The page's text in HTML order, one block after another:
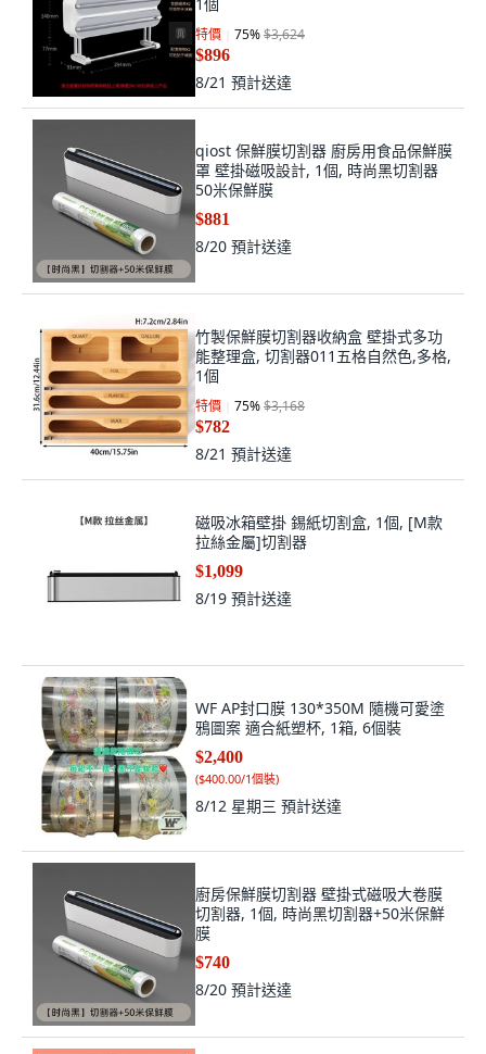
特價 75%$3,624
$896
8/21 預計送達
qiost 保鮮膜切割器 廚房用食品保鮮膜
罩 壁掛磁吸設計, 1個, 時尚黑切割器
50米保鮮膜
$881
8/20 預計送達
竹製保鮮膜切割器收納盒 壁掛式多功
能整理盒, 切割器011五格自然色,多格,
1個
特價 75%$3,168
$782
8/21 預計送達
磁吸冰箱壁掛 錫紙切割盒, 1個, [M款
拉絲金屬]切割器
$1,099
8/19 預計送達
WF AP封口膜 130*350M 隨機可愛塗
鴉圖案 適合紙塑杯, 1箱, 6個裝
$2,400
($400.00/1個裝)
8/12 星期三 預計送達
廚房保鮮膜切割器 壁掛式磁吸大卷膜
切割器, 1個, 時尚黑切割器+50米保鮮
膜
$740
8/20 預計送達